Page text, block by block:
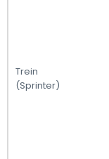
Trein
(Sprinter)